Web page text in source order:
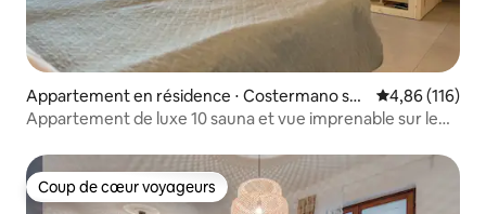
Appartement en résidence ⋅ Costermano sul
Garda
Évaluation
4,86 (116)
Appartement de luxe 10 sauna et vue imprenable sur le
Coup de cœur voyageurs
Coup de cœur voyageurs